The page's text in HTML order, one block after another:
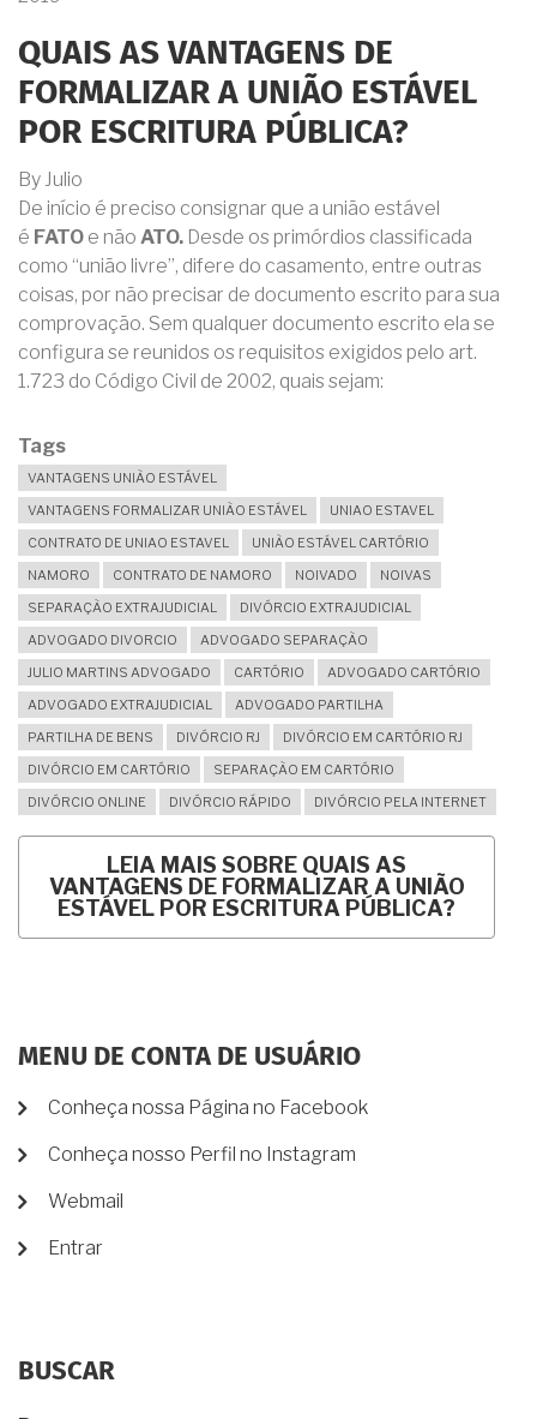
QUAIS AS VANTAGENS DE
FORMALIZAR A UNIÃO ESTÁVEL
POR ESCRITURA PÚBLICA?
By Julio
De início é preciso consignar que a união estável
é FATO e não ATO. Desde os primórdios classificada
como “união livre”, difere do casamento, entre outras
coisas, por não precisar de documento escrito para sua
comprovação. Sem qualquer documento escrito ela se
configura se reunidos os requisitos exigidos pelo art.
1.723 do Código Civil de 2002, quais sejam:
Tags
VANTAGENS UNIÃO ESTÁVEL
VANTAGENS FORMALIZAR UNIÃO ESTÁVEL
UNIAO ESTAVEL
CONTRATO DE UNIAO ESTAVEL
UNIÃO ESTÁVEL CARTÓRIO
NAMORO
CONTRATO DE NAMORO NOIVADO
NOIVAS
SEPARAÇÃO EXTRAJUDICIAL
DIVÓRCIO EXTRAJUDICIAL
ADVOGADO DIVORCIO
ADVOGADO SEPARAÇÃO
JULIO MARTINS ADVOGADO
CARTÓRIO
ADVOGADO CARTÓRIO
ADVOGADO EXTRAJUDICIAL
ADVOGADO PARTILHA
PARTILHA DE BENS
DIVÓRCIO RJ
DIVÓRCIO EM CARTÓRIO RJ
DIVÓRCIO EM CARTÓRIO
SEPARAÇÃO EM CARTÓRIO
DIVÓRCIO ONLINE
DIVÓRCIO RÁPIDO DIVÓRCIO PELA INTERNET
LEIA MAIS SOBRE QUAIS AS
VANTAGENS DE FORMALIZAR A UNIÃO
ESTÁVEL POR ESCRITURA PÚBLICA?
MENU DE CONTA DE USUÁRIO
Conheça nossa Página no Facebook
Conheça nosso Perfil no Instagram
Webmail
Entrar
BUSCAR